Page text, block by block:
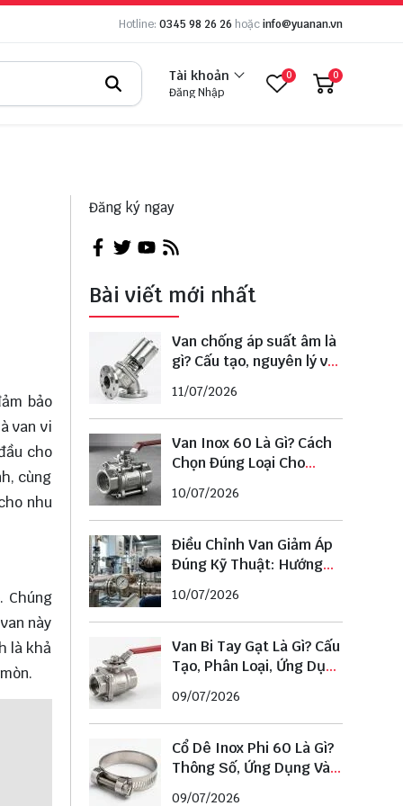
Hotline: 0345 98 26 26 hoặcinfo@yuanan.vn
Tài khoản
Đăng Nhập
0 0
bảo
van vi
cho
cùng
nhu
Chúng
này
là khả
Đăng ký ngay
Bài viết mới nhất
Van chống áp suất âm là
gì? Cấu tạo, nguyên lý và
cách lựa chọn đúng
11/07/2026
Van Inox 60 Là Gì? Cách
Chọn Đúng Loại Cho
Đường Ống Phi 60
10/07/2026
Điều Chỉnh Van Giảm Áp
Đúng Kỹ Thuật: Hướng
Dẫn Chi Tiết Từ A–Z
10/07/2026
Van Bi Tay Gạt Là Gì? Cấu
Tạo, Phân Loại, Ứng Dụng
Và Cách Chọn Chuẩn
09/07/2026
Cổ Dê Inox Phi 60 Là Gì?
Thông Số, Ứng Dụng Và
Cách Chọn Đúng Kích
09/07/2026